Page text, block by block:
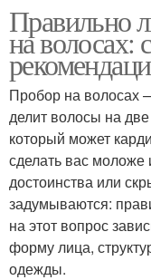
пробора
Центральный
Пробор на
сторону
Правильно
на волосах:
Пробор на волосах
делит волосы на
который может
сделать вас моложе
достоинства или
задумываются:
на этот вопрос
форму лица,
одежды.